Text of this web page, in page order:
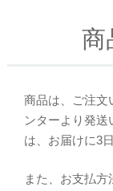
商
商品は、ご注文
ンターより発送
は、お届けに3
また、お支払